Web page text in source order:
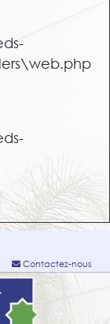
Contactez-nous